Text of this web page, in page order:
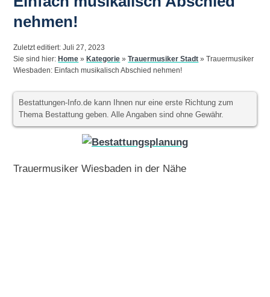
nehmen!
Zuletzt editiert: Juli 27, 2023
Sie sind hier:Home »Kategorie »Trauermusiker Stadt »Trauermusiker
Wiesbaden: Einfach musikalisch Abschied nehmen!
Bestattungen-Info.de kann Ihnen nur eine erste Richtung zum
Thema Bestattung geben. Alle Angaben sind ohne Gewähr.
Trauermusiker Wiesbaden in der Nähe